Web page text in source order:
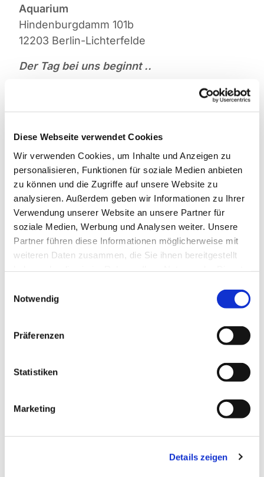
Diese Webseite verwendet Cookies
Wir verwenden Cookies, um Inhalte und Anzeigen zu
personalisieren, Funktionen für soziale Medien anbieten
zu können und die Zugriffe auf unsere Website zu
analysieren. Außerdem geben wir Informationen zu Ihrer
Verwendung unserer Website an unsere Partner für
soziale Medien, Werbung und Analysen weiter. Unsere
Partner führen diese Informationen möglicherweise mit
weiteren Daten zusammen, die Sie ihnen bereitgestellt
Notwendig
Präferenzen
Statistiken
Marketing
Details zeigen
Aquarium
Hindenburgdamm 101b
12203 Berlin-Lichterfelde
Der Tag bei uns beginnt ..
... mit leckeren Kaffeespezialitäten und
gemütlicher Atmosphäre, und besonders
stolz sind wir auf unseren frischen, mit
Liebe selbstgebackenen Kuchen.
Spontan, allein, verabredet mit anderen, ob
aus der Gemeinde oder aus der
Nachbarschaft – ganz egal: Wir freuen uns
auf Sie und Euch alle. Hereinspaziert und
herzlich willkommen!